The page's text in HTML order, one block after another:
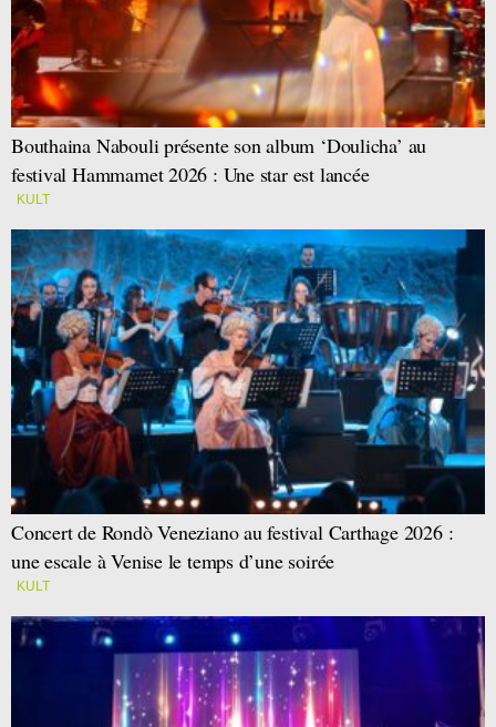
Bouthaina Nabouli présente son album ‘Doulicha’ au
festival Hammamet 2026 : Une star est lancée
KULT
Concert de Rondò Veneziano au festival Carthage 2026 :
une escale à Venise le temps d’une soirée
KULT